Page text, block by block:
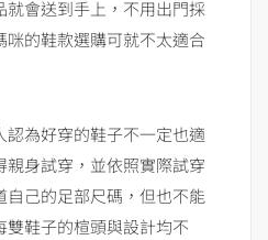
會送到手上，不用出門採
的鞋款選購可就不太適合
為好穿的鞋子不一定也適
身試穿，並依照實際試穿
己的足部尺碼，但也不能
鞋子的楦頭與設計均不